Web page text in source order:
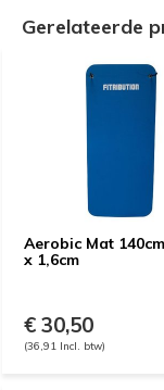
Gerelateerde
Aerobic Mat
x 1,6cm
€ 30,50
(36,91 Incl. btw)